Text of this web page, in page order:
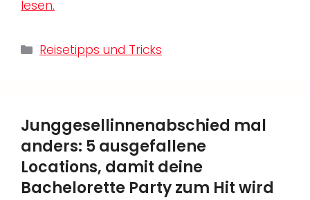
lesen.
Kategorien
Reisetipps und Tricks
Junggesellinnenabschied mal
anders: 5 ausgefallene
Locations, damit deine
Bachelorette Party zum Hit wird